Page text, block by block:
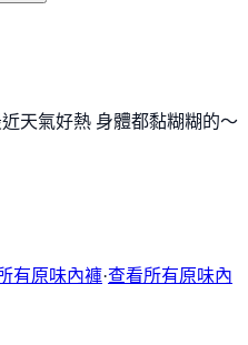
天氣好熱 身體都黏糊糊的～
有原味內褲·查看所有原味內